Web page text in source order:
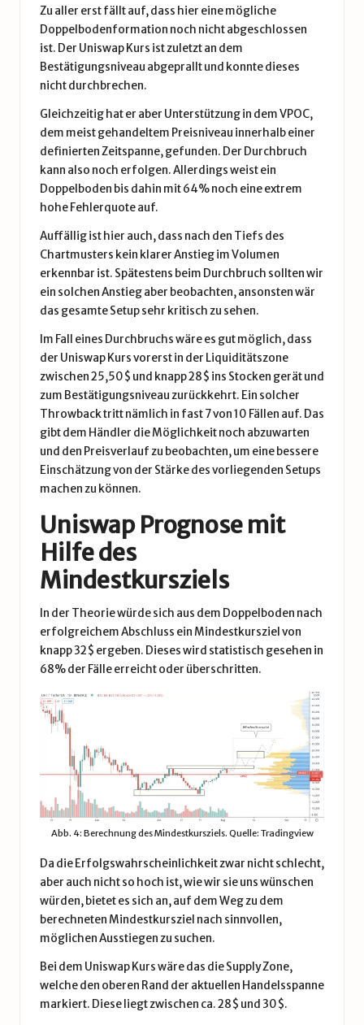
Zu aller erst fällt auf, dass hier eine mögliche
Doppelbodenformation noch nicht abgeschlossen
ist. Der Uniswap Kurs ist zuletzt an dem
Bestätigungsniveau abgeprallt und konnte dieses
nicht durchbrechen.
Gleichzeitig hat er aber Unterstützung in dem VPOC,
dem meist gehandeltem Preisniveau innerhalb einer
definierten Zeitspanne, gefunden. Der Durchbruch
kann also noch erfolgen. Allerdings weist ein
Doppelboden bis dahin mit 64% noch eine extrem
hohe Fehlerquote auf.
Auffällig ist hier auch, dass nach den Tiefs des
Chartmusters kein klarer Anstieg im Volumen
erkennbar ist. Spätestens beim Durchbruch sollten wir
ein solchen Anstieg aber beobachten, ansonsten wär
das gesamte Setup sehr kritisch zu sehen.
Im Fall eines Durchbruchs wäre es gut möglich, dass
der Uniswap Kurs vorerst in der Liquiditätszone
zwischen 25,50$ und knapp 28$ ins Stocken gerät und
zum Bestätigungsniveau zurückkehrt. Ein solcher
Throwback tritt nämlich in fast 7 von 10 Fällen auf. Das
gibt dem Händler die Möglichkeit noch abzuwarten
und den Preisverlauf zu beobachten, um eine bessere
Einschätzung von der Stärke des vorliegenden Setups
machen zu können.
Uniswap Prognose mit
Hilfe des
Mindestkursziels
In der Theorie würde sich aus dem Doppelboden nach
erfolgreichem Abschluss ein Mindestkursziel von
knapp 32$ ergeben. Dieses wird statistisch gesehen in
68% der Fälle erreicht oder überschritten.
Abb. 4: Berechnung des Mindestkursziels. Quelle: Tradingview
Da die Erfolgswahrscheinlichkeit zwar nicht schlecht,
aber auch nicht so hoch ist, wie wir sie uns wünschen
würden, bietet es sich an, auf dem Weg zu dem
berechneten Mindestkursziel nach sinnvollen,
möglichen Ausstiegen zu suchen.
Bei dem Uniswap Kurs wäre das die Supply Zone,
welche den oberen Rand der aktuellen Handelsspanne
markiert. Diese liegt zwischen ca. 28$ und 30$.